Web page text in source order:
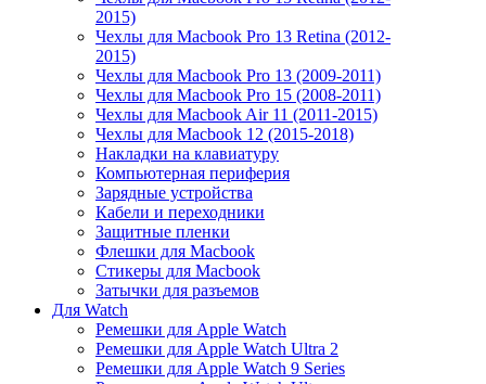
2015)
Чехлы для Macbook Pro 13 Retina (2012-
2015)
Чехлы для Macbook Pro 13 (2009-2011)
Чехлы для Macbook Pro 15 (2008-2011)
Чехлы для Macbook Air 11 (2011-2015)
Чехлы для Macbook 12 (2015-2018)
Накладки на клавиатуру
Компьютерная периферия
Зарядные устройства
Кабели и переходники
Защитные пленки
Флешки для Macbook
Стикеры для Macbook
Затычки для разъемов
Для Watch
Ремешки для Apple Watch
Ремешки для Apple Watch Ultra 2
Ремешки для Apple Watch 9 Series